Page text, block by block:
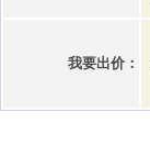
我要出价：